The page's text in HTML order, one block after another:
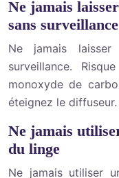
Ne jamais
sans surveillance
Ne jamais
surveillance.
monoxyde de
éteignez le diffuseur.
Ne jamais
du linge
Ne jamais utiliser